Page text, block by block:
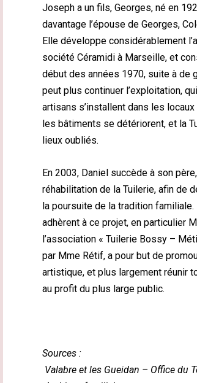
Joseph a un fils, Georges, né en
davantage l’épouse de Georges,
Elle développe considérablement
société Céramidi à Marseille, et
début des années 1970, suite à de
peut plus continuer l’exploitation,
artisans s’installent dans les
les bâtiments se détériorent, et la
lieux oubliés.
En 2003, Daniel succède à son
réhabilitation de la Tuilerie, afin de
la poursuite de la tradition
adhèrent à ce projet, en particulier
l’association « Tuilerie Bossy –
par Mme Rétif, a pour but de
artistique, et plus largement réunir
au profit du plus large public.
Sources :
Valabre et les Gueidan – Office du